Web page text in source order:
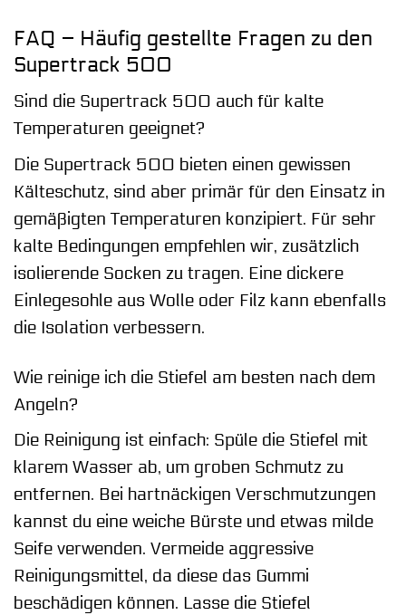
FAQ – Häufig gestellte Fragen zu den
Supertrack 500
Sind die Supertrack 500 auch für kalte
Temperaturen geeignet?
Die Supertrack 500 bieten einen gewissen
Kälteschutz, sind aber primär für den Einsatz in
gemäßigten Temperaturen konzipiert. Für sehr
kalte Bedingungen empfehlen wir, zusätzlich
isolierende Socken zu tragen. Eine dickere
Einlegesohle aus Wolle oder Filz kann ebenfalls
die Isolation verbessern.
Wie reinige ich die Stiefel am besten nach dem
Angeln?
Die Reinigung ist einfach: Spüle die Stiefel mit
klarem Wasser ab, um groben Schmutz zu
entfernen. Bei hartnäckigen Verschmutzungen
kannst du eine weiche Bürste und etwas milde
Seife verwenden. Vermeide aggressive
Reinigungsmittel, da diese das Gummi
beschädigen können. Lasse die Stiefel